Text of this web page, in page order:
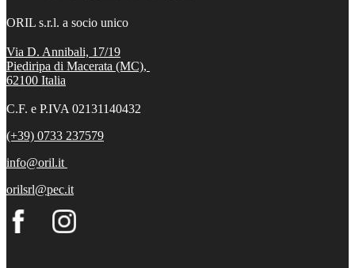
ORIL s.r.l. a socio unico
Via D. Annibali, 17/19
Piediripa di Macerata (MC),
62100 Italia
C.F. e P.IVA 02131140432
(+39) 0733 237579
info@oril.it
orilsrl@pec.it